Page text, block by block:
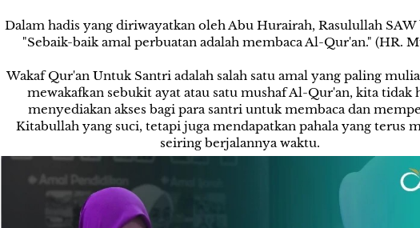
Dalam hadis yang diriwayatkan oleh Abu Hurairah, Rasulullah SAW
"Sebaik-baik amal perbuatan adalah membaca Al-Qur'an." (HR.
Wakaf Qur'an Untuk Santri adalah salah satu amal yang paling
mewakafkan sebukit ayat atau satu mushaf Al-Qur'an, kita tidak
menyediakan akses bagi para santri untuk membaca dan
Kitabullah yang suci, tetapi juga mendapatkan pahala yang terus
seiring berjalannya waktu.